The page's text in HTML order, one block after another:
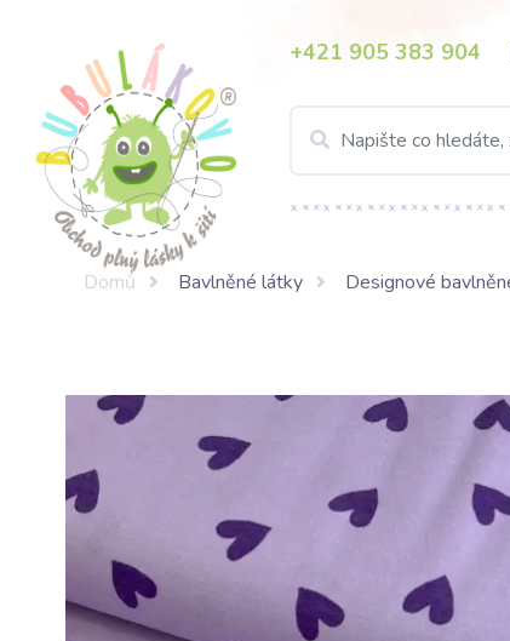
+421 905 383 904
Domů Bavlněné látky Designové